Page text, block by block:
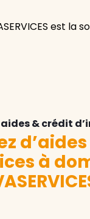
est la
& crédit
à